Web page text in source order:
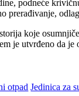
podneće
prerađivanje,
koje
je utvrđeno da je
otpad Jedinica za